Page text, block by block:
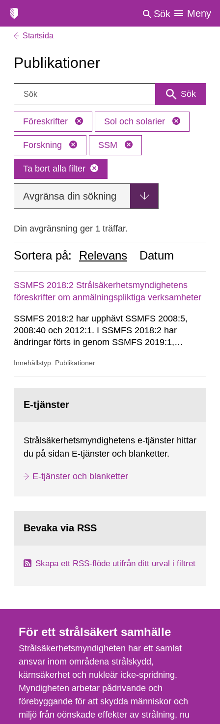
Sök Meny
Startsida
Publikationer
Sök: Sök
Föreskrifter Sol och solarier
Forskning SSM
Ta bort alla filter
Avgränsa din sökning
Din avgränsning ger 1 träffar.
Sortera på: Relevans Datum
SSMFS 2018:2 Strålsäkerhetsmyndighetens
föreskrifter om anmälningspliktiga verksamheter
SSMFS 2018:2 har upphävt SSMFS 2008:5,
2008:40 och 2012:1. I SSMFS 2018:2 har
ändringar förts in genom SSMFS 2019:1,
Innehållstyp: Publikationer
sida:E-tjänster
Strålsäkerhetsmyndighetens e-tjänster hittar
du på sidan E-tjänster och blanketter.
E-tjänster och blanketter
Bevaka via RSS
Skapa ett RSS-flöde utifrån ditt urval i filtret
För ett strålsäkert samhälle
Strålsäkerhetsmyndigheten har ett samlat
ansvar inom områdena strålskydd,
kärnsäkerhet och nukleär icke-spridning.
Myndigheten arbetar pådrivande och
förebyggande för att skydda människor och
miljö från oönskade effekter av strålning, nu